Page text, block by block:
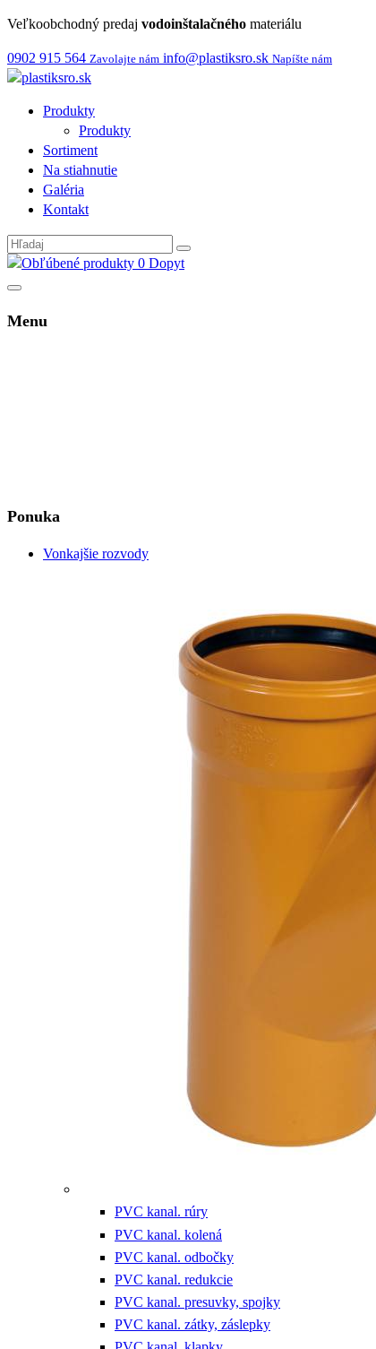
Veľkoobchodný predaj vodoinštalačného materiálu
0902 915 564 Zavolajte nám info@plastiksro.sk Napíšte nám
Produkty
Produkty
Sortiment
Na stiahnutie
Galéria
Kontakt
0 Dopyt
Menu
Ponuka
Vonkajšie rozvody
PVC kanal. rúry
PVC kanal. kolená
PVC kanal. odbočky
PVC kanal. redukcie
PVC kanal. presuvky, spojky
PVC kanal. zátky, záslepky